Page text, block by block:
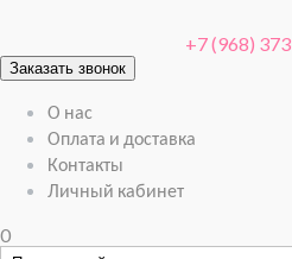
+7 (968)
Заказать звонок
О нас
Оплата и доставка
Контакты
Личный кабинет
0